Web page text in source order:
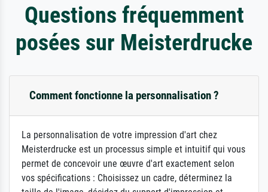
Questions fréquemment
posées sur Meisterdrucke
Comment fonctionne la personnalisation ?
La personnalisation de votre impression d'art chez
Meisterdrucke est un processus simple et intuitif qui vous
permet de concevoir une œuvre d'art exactement selon
vos spécifications : Choisissez un cadre, déterminez la